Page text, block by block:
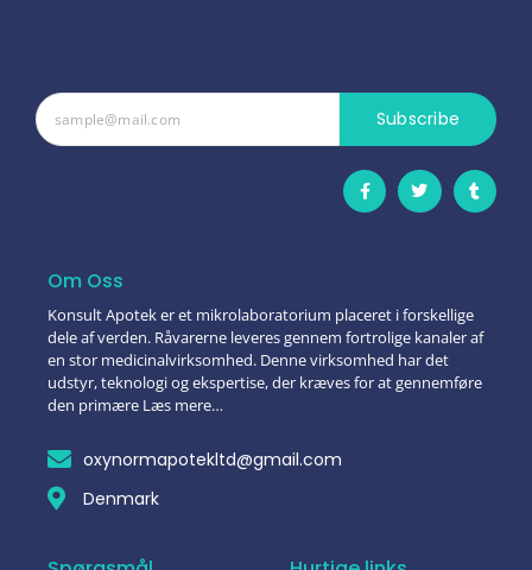
Subscribe
Om Oss
Konsult Apotek er et mikrolaboratorium placeret i forskellige
dele af verden. Råvarerne leveres gennem fortrolige kanaler af
en stor medicinalvirksomhed. Denne virksomhed har det
udstyr, teknologi og ekspertise, der kræves for at gennemføre
den primære Læs mere…
oxynormapotekltd@gmail.com
Denmark